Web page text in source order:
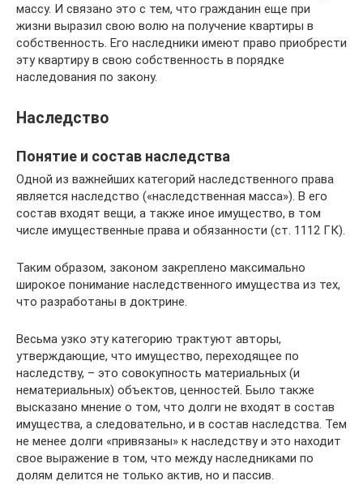
массу. И связано это с тем, что гражданин еще при
жизни выразил свою волю на получение квартиры в
собственность. Его наследники имеют право приобрести
эту квартиру в свою собственность в порядке
наследования по закону.
Наследство
Понятие и состав наследства
Одной из важнейших категорий наследственного права
является наследство («наследственная масса»). В его
состав входят вещи, а также иное имущество, в том
числе имущественные права и обязанности (ст. 1112 ГК).
Таким образом, законом закреплено максимально
широкое понимание наследственного имущества из тех,
что разработаны в доктрине.
Весьма узко эту категорию трактуют авторы,
утверждающие, что имущество, переходящее по
наследству, – это совокупность материальных (и
нематериальных) объектов, ценностей. Было также
высказано мнение о том, что долги не входят в состав
имущества, а следовательно, и в состав наследства. Тем
не менее долги «привязаны» к наследству и это находит
свое выражение в том, что между наследниками по
долям делится не только актив, но и пассив.